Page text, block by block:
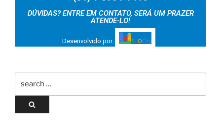
DÚVIDAS? ENTRE EM CONTATO, SERÁ UM PRAZER
ATENDE-LO!
Desenvolvido por: